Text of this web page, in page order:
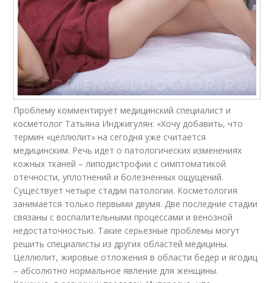
Проблему комментирует медицинский специалист и
косметолог Татьяна Инджигулян: «Хочу добавить, что
термин «целлюлит» на сегодня уже считается
медицинским. Речь идет о патологических изменениях
кожных тканей – липодистрофии с симптоматикой
отечности, уплотнений и болезненных ощущений.
Существует четыре стадии патологии. Косметология
занимается только первыми двумя. Две последние стадии
связаны с воспалительными процессами и венозной
недостаточностью. Такие серьезные проблемы могут
решить специалисты из других областей медицины.
Целлюлит, жировые отложения в области бедер и ягодиц
– абсолютно нормальное явление для женщины.